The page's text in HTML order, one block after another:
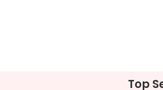
Top